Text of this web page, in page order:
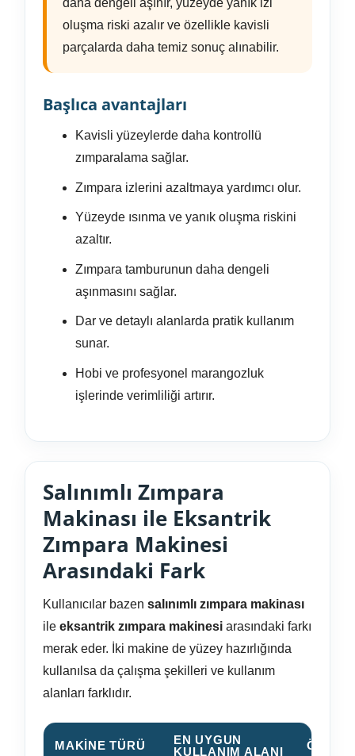
daha dengeli aşınır, yüzeyde yanık izi
oluşma riski azalır ve özellikle kavisli
parçalarda daha temiz sonuç alınabilir.
Başlıca avantajları
Kavisli yüzeylerde daha kontrollü
zımparalama sağlar.
Zımpara izlerini azaltmaya yardımcı olur.
Yüzeyde ısınma ve yanık oluşma riskini
azaltır.
Zımpara tamburunun daha dengeli
aşınmasını sağlar.
Dar ve detaylı alanlarda pratik kullanım
sunar.
Hobi ve profesyonel marangozluk
işlerinde verimliliği artırır.
Salınımlı Zımpara
Makinası ile Eksantrik
Zımpara Makinesi
Arasındaki Fark
Kullanıcılar bazen salınımlı zımpara makinası
ile eksantrik zımpara makinesi arasındaki farkı
merak eder. İki makine de yüzey hazırlığında
kullanılsa da çalışma şekilleri ve kullanım
alanları farklıdır.
MAKINE TÜRÜ
EN UYGUN
KULLANIM ALANI
ÖNE